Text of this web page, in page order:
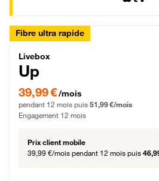
Fibre ultra rapide
Livebox Up Fibre
Livebox
Up
39,99 € par mois pendant 12 mois puis
39,99 €/mois
pendant 12 mois puis 51,99 €/mois
Engagement 12 mois
Prix client mobile
39,99 €/mois pendant 12 mois puis